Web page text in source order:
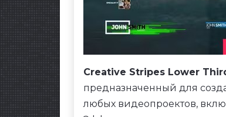
Creative Stripes Lower
предназначенный для
любых видеопроектов,